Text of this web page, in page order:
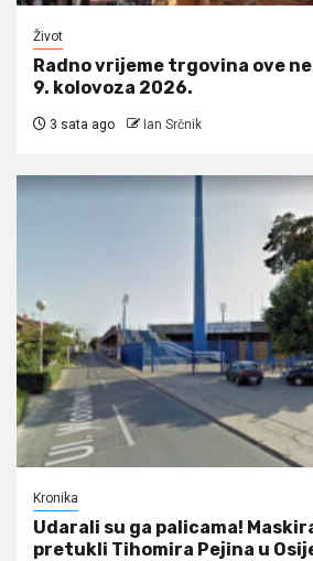
Život
Radno vrijeme trgovina ove
9. kolovoza 2026.
3 sata ago Ian Srčnik
Kronika
Udarali su ga palicama!
pretukli Tihomira Pejina u